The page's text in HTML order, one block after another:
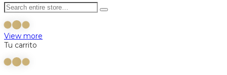
View more
Tu carrito